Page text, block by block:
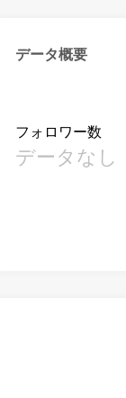
データ概要
フォロワー数
データなし